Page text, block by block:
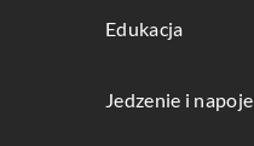
Edukacja
Jedzenie i napoje